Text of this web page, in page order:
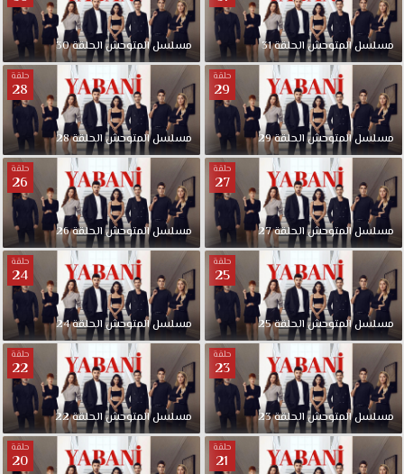
مسلسل المتوحش الحلقة 31 مسلسل المتوحش الحلقة 30
حلقة
29
مسلسل المتوحش الحلقة 29
حلقة
28
مسلسل المتوحش الحلقة 28
حلقة
27
مسلسل المتوحش الحلقة 27
حلقة
26
مسلسل المتوحش الحلقة 26
حلقة
25
مسلسل المتوحش الحلقة 25
حلقة
24
مسلسل المتوحش الحلقة 24
حلقة
23
مسلسل المتوحش الحلقة 23
حلقة
22
مسلسل المتوحش الحلقة 22
حلقة
21
حلقة
20